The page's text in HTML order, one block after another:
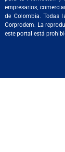
empresarios,
de Colombia. Todas
Corprodem. La
este portal está